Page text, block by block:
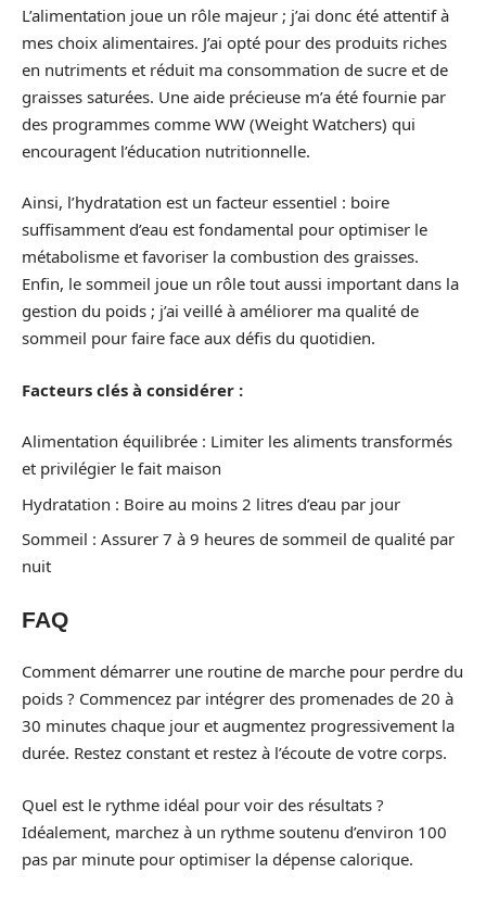
L’alimentation joue un rôle majeur ; j’ai donc été attentif à
mes choix alimentaires. J’ai opté pour des produits riches
en nutriments et réduit ma consommation de sucre et de
graisses saturées. Une aide précieuse m’a été fournie par
des programmes comme WW (Weight Watchers) qui
encouragent l’éducation nutritionnelle.
Ainsi, l’hydratation est un facteur essentiel : boire
suffisamment d’eau est fondamental pour optimiser le
métabolisme et favoriser la combustion des graisses.
Enfin, le sommeil joue un rôle tout aussi important dans la
gestion du poids ; j’ai veillé à améliorer ma qualité de
sommeil pour faire face aux défis du quotidien.
Facteurs clés à considérer :
Alimentation équilibrée : Limiter les aliments transformés
et privilégier le fait maison
Hydratation : Boire au moins 2 litres d’eau par jour
Sommeil : Assurer 7 à 9 heures de sommeil de qualité par
nuit
FAQ
Comment démarrer une routine de marche pour perdre du
poids ? Commencez par intégrer des promenades de 20 à
30 minutes chaque jour et augmentez progressivement la
durée. Restez constant et restez à l’écoute de votre corps.
Quel est le rythme idéal pour voir des résultats ?
Idéalement, marchez à un rythme soutenu d’environ 100
pas par minute pour optimiser la dépense calorique.